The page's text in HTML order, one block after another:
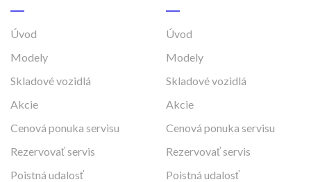
Úvod
Modely
Skladové vozidlá
Akcie
Cenová ponuka servisu
Rezervovať servis
Poistná udalosť
Úvod
Modely
Skladové vozidlá
Akcie
Cenová ponuka servisu
Rezervovať servis
Poistná udalosť